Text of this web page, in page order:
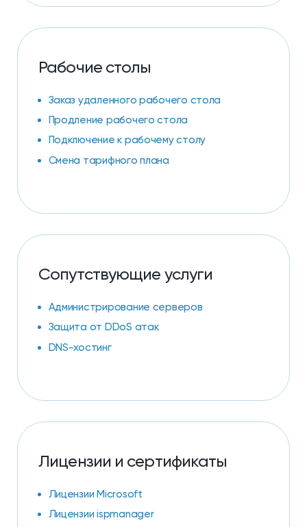
Рабочие столы
Заказ удаленного рабочего стола
Продление рабочего стола
Подключение к рабочему столу
Смена тарифного плана
Сопутствующие услуги
Администрирование серверов
Защита от DDoS атак
DNS-хостинг
Лицензии и сертификаты
Лицензии Microsoft
Лицензии ispmanager